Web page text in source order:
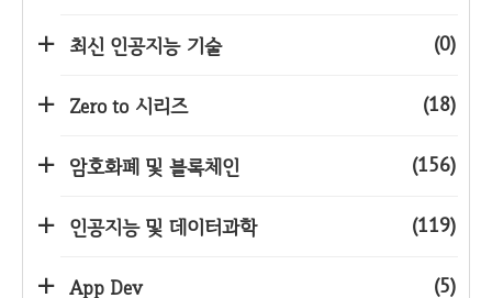
최신 인공지능 기술 (0)
Zero to 시리즈 (18)
암호화폐 및 블록체인 (156)
인공지능 및 데이터과학 (119)
App Dev (5)